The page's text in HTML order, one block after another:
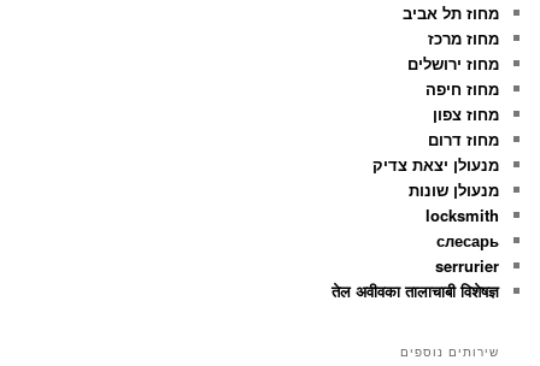
מחוז תל אביב
מחוז מרכז
מחוז ירושלים
מחוז חיפה
מחוז צפון
מחוז דרום
מנעולן יצאת צדיק
מנעולן שונות
locksmith
слесарь
serrurier
तेल अवीवका तालाचाबी विशेषज्ञ
שירותים נוספים